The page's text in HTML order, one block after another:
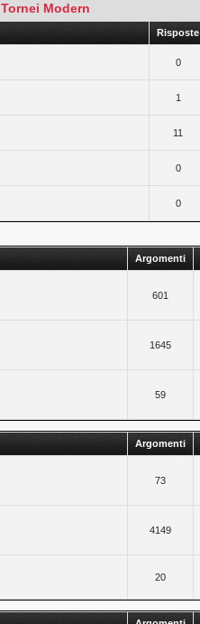
Tornei Modern
Risposte
0
1
11
0
0
Argomenti
601
1645
59
Argomenti
73
4149
20